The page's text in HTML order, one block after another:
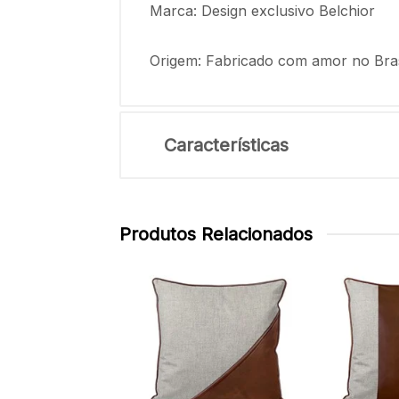
Marca: Design exclusivo Belchior
Origem: Fabricado com amor no
Características
Produtos Relacionados